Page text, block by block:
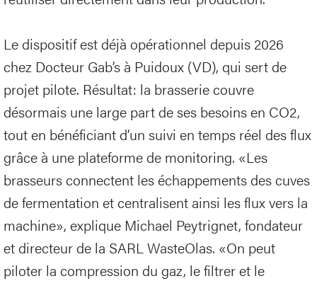
Le dispositif est déjà opérationnel depuis 2026
chez Docteur Gab’s à Puidoux (VD), qui sert de
projet pilote. Résultat: la brasserie couvre
désormais une large part de ses besoins en CO2,
tout en bénéficiant d’un suivi en temps réel des flux
grâce à une plateforme de monitoring. «Les
brasseurs connectent les échappements des cuves
de fermentation et centralisent ainsi les flux vers la
machine», explique Michael Peytrignet, fondateur
et directeur de la SARL WasteOlas. «On peut
piloter la compression du gaz, le filtrer et le